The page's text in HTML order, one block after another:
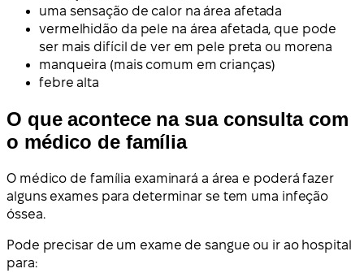
uma sensação de calor na área afetada
vermelhidão da pele na área afetada, que pode
ser mais difícil de ver em pele preta ou morena
manqueira (mais comum em crianças)
febre alta
O que acontece na sua consulta com
o médico de família
O médico de família examinará a área e poderá fazer
alguns exames para determinar se tem uma infeção
óssea.
Pode precisar de um exame de sangue ou ir ao hospital
para: